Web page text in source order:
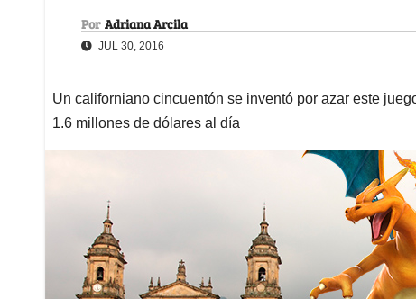
Por Adriana Arcila
JUL 30, 2016
Un californiano cincuentón se inventó por azar este
1.6 millones de dólares al día